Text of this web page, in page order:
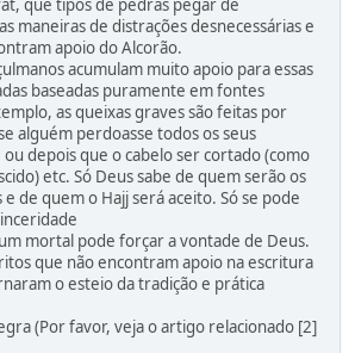
que tipos de pedras pegar de
maneiras de distrações desnecessárias e
apoio do Alcorão.
acumulam muito apoio para essas
baseadas puramente em fontes
as queixas graves são feitas por
alguém perdoasse todos os seus
depois que o cabelo ser cortado (como
etc. Só Deus sabe de quem serão os
de quem o Hajj será aceito. Só se pode
mortal pode forçar a vontade de Deus.
que não encontram apoio na escritura
o esteio da tradição e prática
(Por favor, veja o artigo relacionado [2]